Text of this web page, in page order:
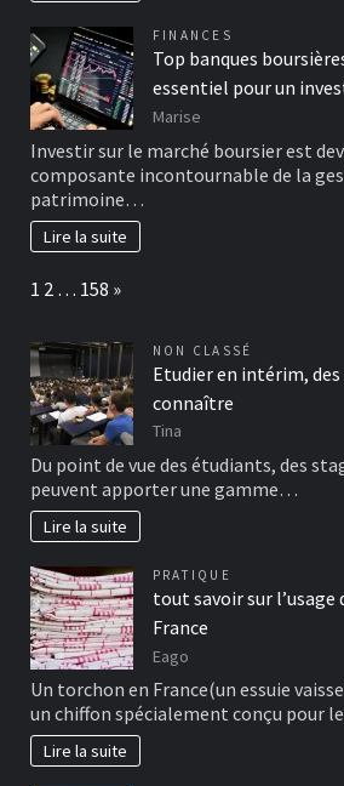
FINANCES
Top banques
essentiel pour un
Marise
Investir sur le marché boursier est
composante incontournable de la
patrimoine…
Lire la suite
Page:
1 2 … 158 Next
»
NON CLASSÉ
Etudier en intérim, des
connaître
Tina
Du point de vue des étudiants, des
peuvent apporter une gamme…
Lire la suite
PRATIQUE
tout savoir sur l’usage
France
Eago
Un torchon en France(un essuie
un chiffon spécialement conçu pour
Lire la suite